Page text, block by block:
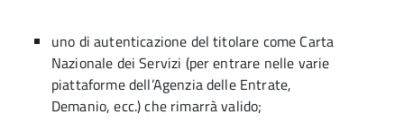
uno di autenticazione del titolare come Carta
Nazionale dei Servizi (per entrare nelle varie
piattaforme dell’Agenzia delle Entrate,
Demanio, ecc.) che rimarrà valido;